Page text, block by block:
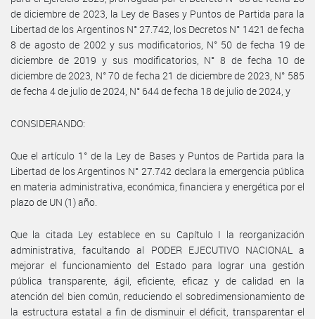
de diciembre de 2023, la Ley de Bases y Puntos de Partida para la
Libertad de los Argentinos N° 27.742, los Decretos N° 1421 de fecha
8 de agosto de 2002 y sus modificatorios, N° 50 de fecha 19 de
diciembre de 2019 y sus modificatorios, N° 8 de fecha 10 de
diciembre de 2023, N° 70 de fecha 21 de diciembre de 2023, N° 585
de fecha 4 de julio de 2024, N° 644 de fecha 18 de julio de 2024, y
CONSIDERANDO:
Que el artículo 1° de la Ley de Bases y Puntos de Partida para la
Libertad de los Argentinos N° 27.742 declara la emergencia pública
en materia administrativa, económica, financiera y energética por el
plazo de UN (1) año.
Que la citada Ley establece en su Capítulo I la reorganización
administrativa, facultando al PODER EJECUTIVO NACIONAL a
mejorar el funcionamiento del Estado para lograr una gestión
pública transparente, ágil, eficiente, eficaz y de calidad en la
atención del bien común, reduciendo el sobredimensionamiento de
la estructura estatal a fin de disminuir el déficit, transparentar el